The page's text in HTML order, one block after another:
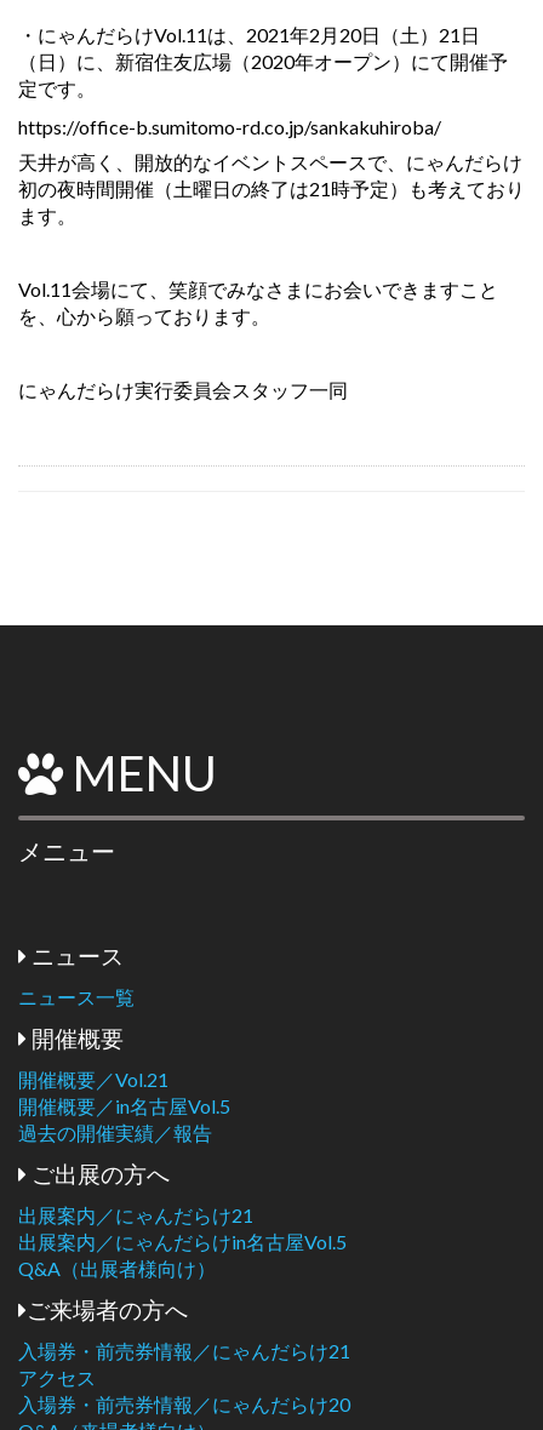
・にゃんだらけVol.11は、2021年2月20日（土）21日
（日）に、新宿住友広場（2020年オープン）にて開催予
定です。
https://office-b.sumitomo-rd.co.jp/sankakuhiroba/
天井が高く、開放的なイベントスペースで、にゃんだらけ
初の夜時間開催（土曜日の終了は21時予定）も考えており
ます。
Vol.11会場にて、笑顔でみなさまにお会いできますこと
を、心から願っております。
にゃんだらけ実行委員会スタッフ一同
MENU
メニュー
ニュース
ニュース一覧
開催概要
開催概要／Vol.21
開催概要／in名古屋Vol.5
過去の開催実績／報告
ご出展の方へ
出展案内／にゃんだらけ21
出展案内／にゃんだらけin名古屋Vol.5
Q&A（出展者様向け）
ご来場者の方へ
入場券・前売券情報／にゃんだらけ21
アクセス
入場券・前売券情報／にゃんだらけ20